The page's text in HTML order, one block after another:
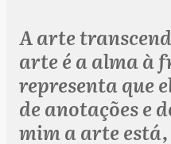
A arte
arte é a alma à
representa que
de anotações e
mim a arte